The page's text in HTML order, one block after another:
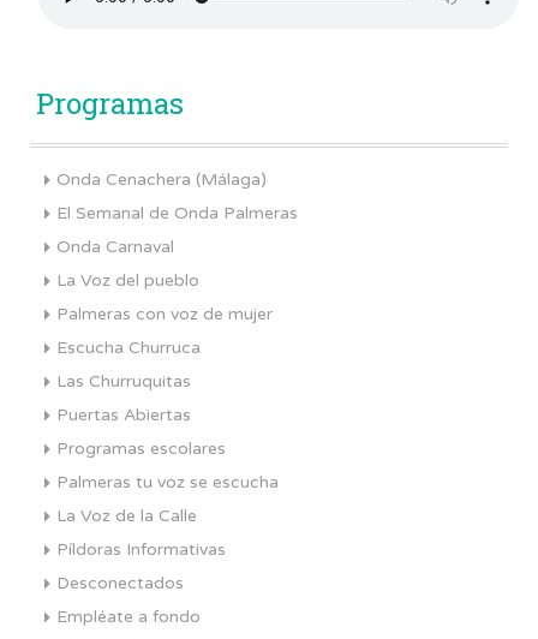
Programas
Onda Cenachera (Málaga)
El Semanal de Onda Palmeras
Onda Carnaval
La Voz del pueblo
Palmeras con voz de mujer
Escucha Churruca
Las Churruquitas
Puertas Abiertas
Programas escolares
Palmeras tu voz se escucha
La Voz de la Calle
Píldoras Informativas
Desconectados
Empléate a fondo